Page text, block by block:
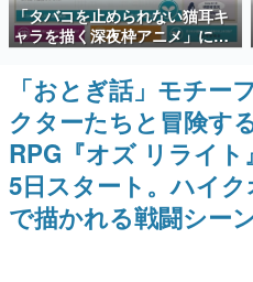
SNS拡散数が数千以
ど。多くの人々に読
事をまとめました。
ゲームの企画書
名作ゲームクリエイ
聞きし、ヒットする
きます。
赫本
この物語を解いては
の形をした短編ホラ
「タバコを止められない猫耳キ
ャラを描く深夜枠アニメ」に視
聴者の一部から批判意見。違法
薬物の使用と思しき描写も含め
て、BPOが議論を交わす
「おとぎ話」モチー
クターたちと冒険す
RPG『オズ リライ
5日スタート。ハイ
で描かれる戦闘シー